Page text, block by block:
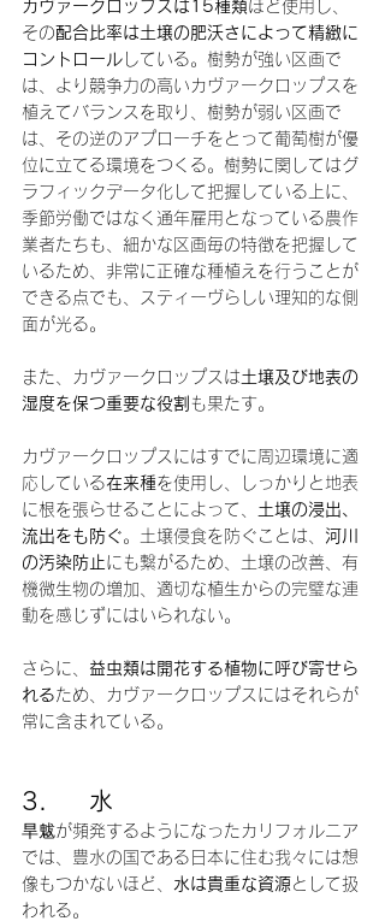
カヴァークロップスは15種類ほど使用し、
その配合比率は土壌の肥沃さによって精緻に
コントロール している。樹勢が強い区画で
は、より競争力の高いカヴァークロップスを
植えてバランスを取り、樹勢が弱い区画で
は、その逆のアプローチをとって葡萄樹が優
位に立てる環境をつくる。樹勢に関してはグ
ラフィックデータ化して把握している上に、
季節労働ではなく通年雇用となっている農作
業者たちも、細かな区画毎の特徴を把握して
いるため、非常に正確な種植えを行うことが
できる点でも、スティーヴらしい理知的な側
面が光る。
また、カヴァークロップスは土壌及び地表の
湿度を保つ重要な役割 も果たす。
カヴァークロップスにはすでに周辺環境に適
応している在来種を使用し、しっかりと地表
に根を張らせることによって、 土壌の浸出、
流出をも防ぐ。土壌侵食を防ぐことは、 河川
の汚染防止にも繋がるため、土壌の改善、有
機微生物の増加、適切な植生からの完璧な連
動を感じずにはいられない。
さらに、 益虫類は開花する植物に呼び寄せら
れるため、カヴァークロップスにはそれらが
常に含まれている。
3.     水
旱魃が頻発するようになったカリフォルニア
では、豊水の国である日本に住む我々には想
像もつかないほど、 水は貴重な資源 として扱
われる。